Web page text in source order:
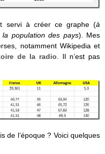
servi à créer ce graphe (à
population des pays). Mes
notamment Wikipedia et
de la radio . Il n’est pas
de l’époque ? Voici quelques